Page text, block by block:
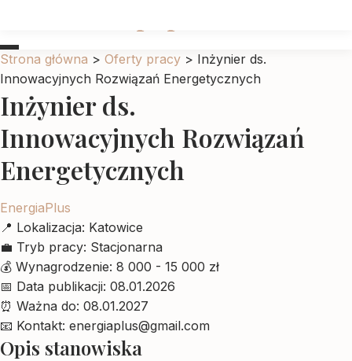
Strona główna > Oferty pracy > Inżynier ds.
Innowacyjnych Rozwiązań Energetycznych
Inżynier ds.
Innowacyjnych Rozwiązań
Energetycznych
EnergiaPlus
📍 Lokalizacja: Katowice
💼 Tryb pracy: Stacjonarna
💰 Wynagrodzenie: 8 000 - 15 000 zł
📅 Data publikacji: 08.01.2026
⏰ Ważna do: 08.01.2027
📧 Kontakt: energiaplus@gmail.com
Opis stanowiska